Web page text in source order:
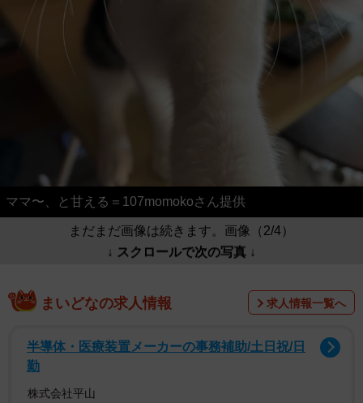
ママ〜、と甘える＝107momokoさん提供
まだまだ画像は続きます。画像（2/4）
↓ スクロールで次の写真 ↓
まいどなの求人情報 求人情報一覧へ
半導体・医療装置メーカーの事務補助/土日祝/日
勤
株式会社平山